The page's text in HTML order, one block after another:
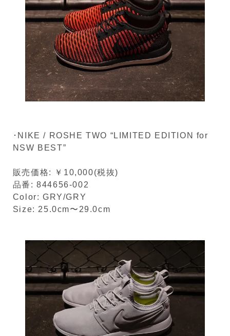
･NIKE / ROSHE TWO “LIMITED EDITION for
NSW BEST”
販売価格: ￥10,000(税抜)
品番: 844656-002
Color: GRY/GRY
Size: 25.0cm〜29.0cm